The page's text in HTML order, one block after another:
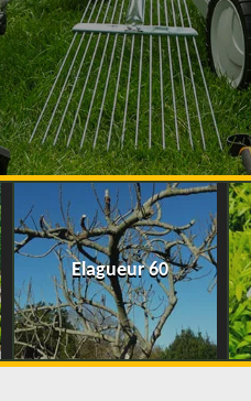
Elagueur 60